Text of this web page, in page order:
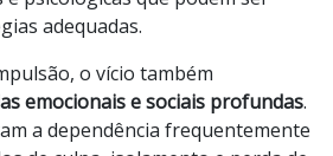
adequadas.
o vício também
emocionais e sociais profundas.
a dependência frequentemente